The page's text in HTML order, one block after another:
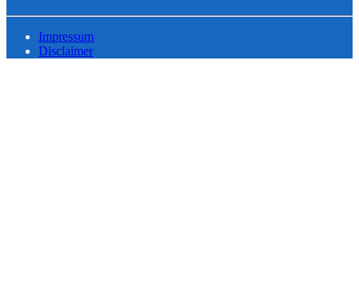
Impressum
Disclaimer